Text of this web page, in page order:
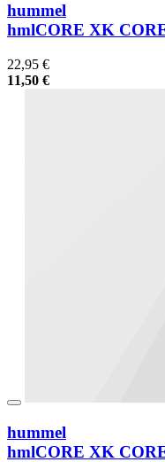
hummel
hmlCORE XK
22,95 €
11,50 €
hummel
hmlCORE XK